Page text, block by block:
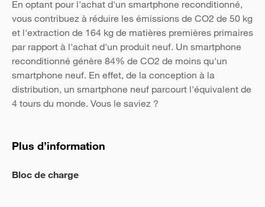
En optant pour l'achat d'un smartphone reconditionné,
vous contribuez à réduire les émissions de CO2 de 50 kg
et l'extraction de 164 kg de matières premières primaires
par rapport à l'achat d'un produit neuf. Un smartphone
reconditionné génère 84% de CO2 de moins qu'un
smartphone neuf. En effet, de la conception à la
distribution, un smartphone neuf parcourt l'équivalent de
4 tours du monde. Vous le saviez ?
Plus d’information
Bloc de charge